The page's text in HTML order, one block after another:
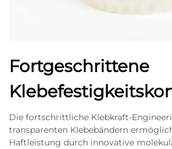
Fortgeschrittene
Die fortschrittliche Klebkraft-
transparenten Klebebändern
Haftleistung durch innovative